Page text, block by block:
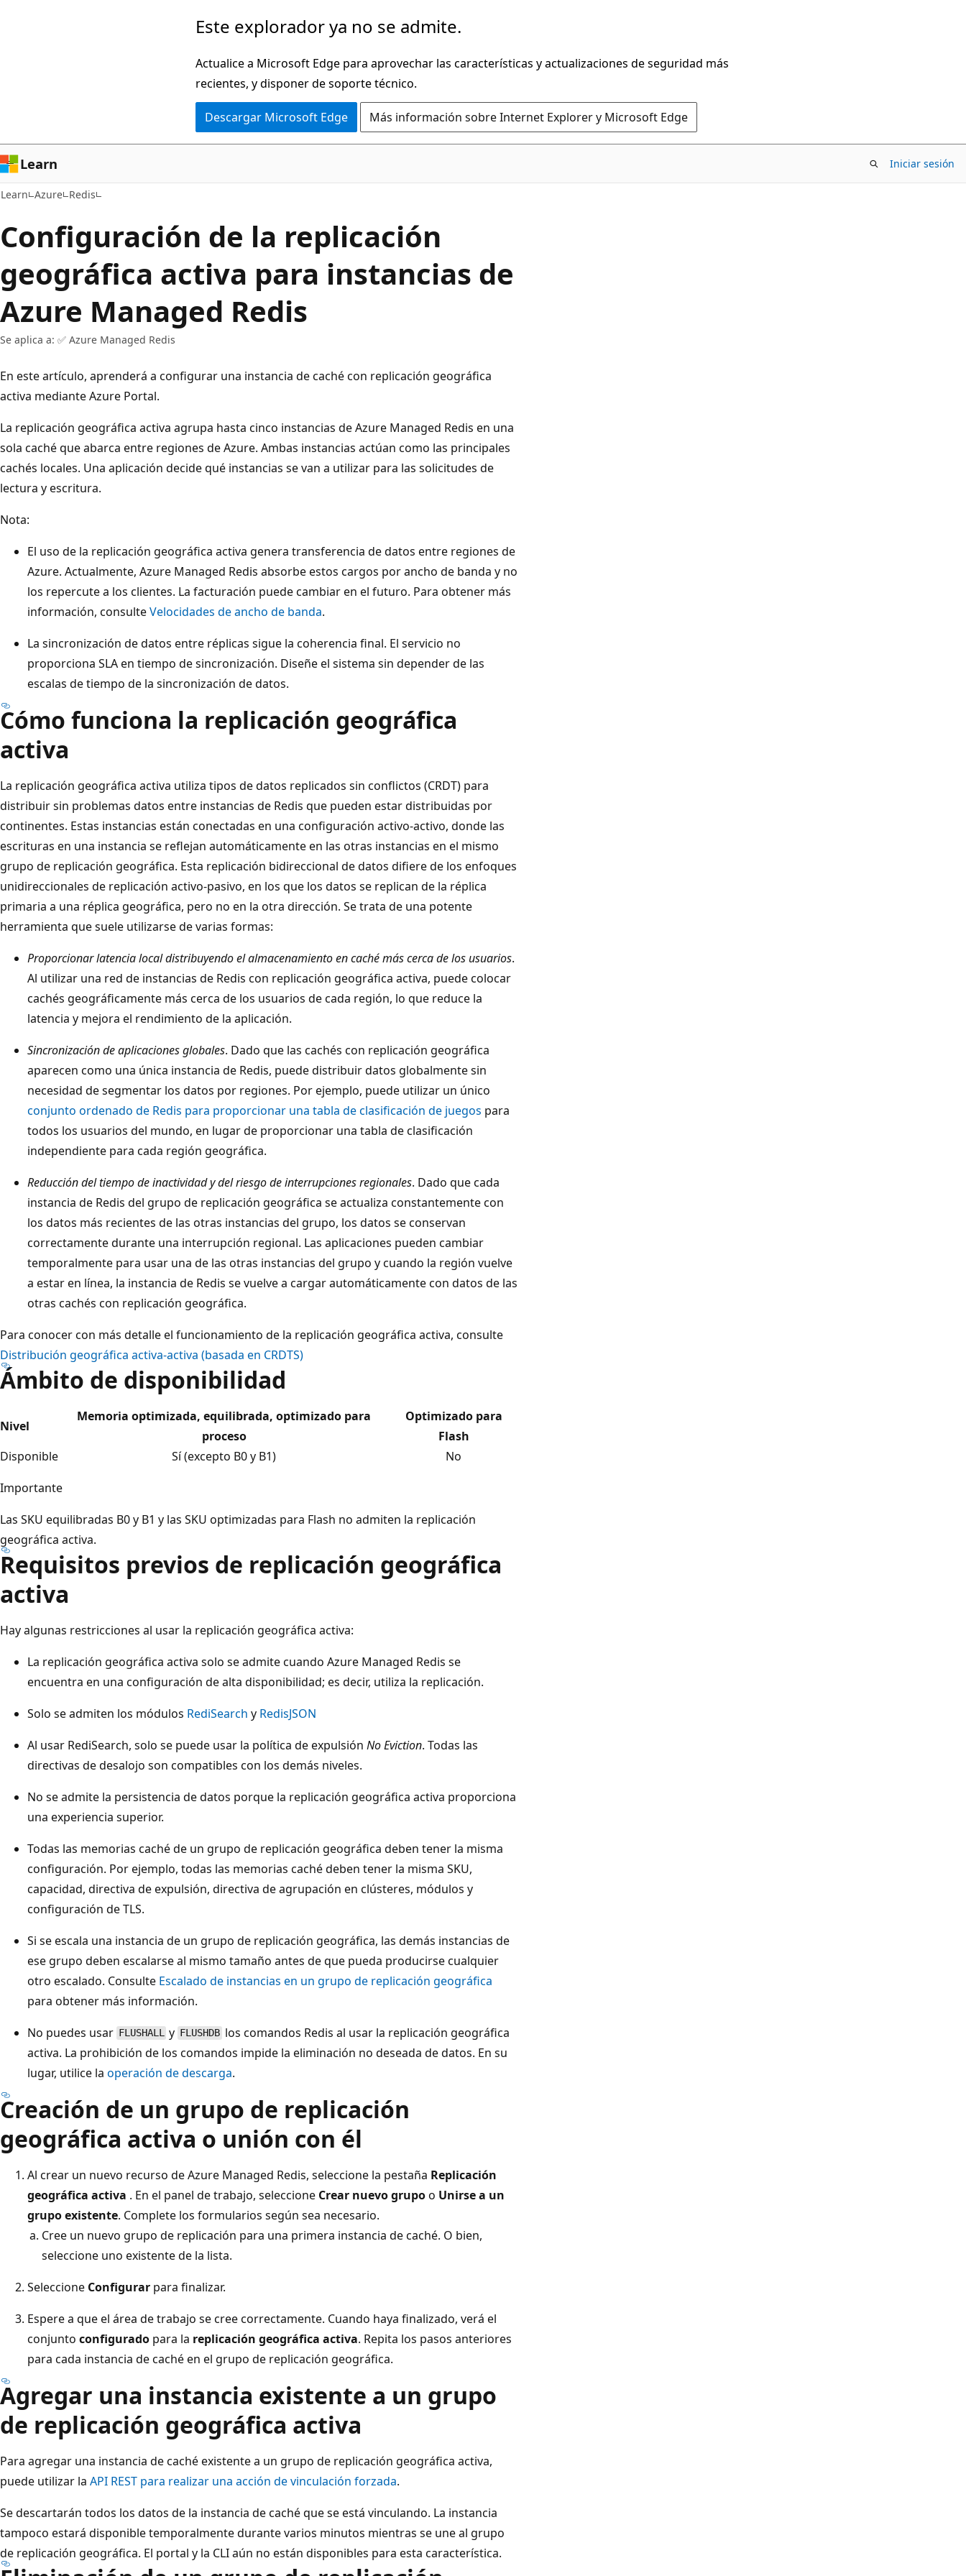
Este explorador ya no se admite.
Actualice a Microsoft Edge para aprovechar las características y actualizaciones de seguridad más
recientes, y disponer de soporte técnico.
Descargar Microsoft Edge Más información sobre Internet Explorer y Microsoft Edge
Learn Iniciar sesión
Learn Azure Redis
Configuración de la replicación
geográfica activa para instancias de
Azure Managed Redis
Se aplica a: ✅ Azure Managed Redis
En este artículo, aprenderá a configurar una instancia de caché con replicación geográfica
activa mediante Azure Portal.
La replicación geográfica activa agrupa hasta cinco instancias de Azure Managed Redis en una
sola caché que abarca entre regiones de Azure. Ambas instancias actúan como las principales
cachés locales. Una aplicación decide qué instancias se van a utilizar para las solicitudes de
lectura y escritura.
Nota:
El uso de la replicación geográfica activa genera transferencia de datos entre regiones de
Azure. Actualmente, Azure Managed Redis absorbe estos cargos por ancho de banda y no
los repercute a los clientes. La facturación puede cambiar en el futuro. Para obtener más
información, consulteVelocidades de ancho de banda.
La sincronización de datos entre réplicas sigue la coherencia final. El servicio no
proporciona SLA en tiempo de sincronización. Diseñe el sistema sin depender de las
escalas de tiempo de la sincronización de datos.
Cómo funciona la replicación geográfica
activa
La replicación geográfica activa utiliza tipos de datos replicados sin conflictos (CRDT) para
distribuir sin problemas datos entre instancias de Redis que pueden estar distribuidas por
continentes. Estas instancias están conectadas en una configuración activo-activo, donde las
escrituras en una instancia se reflejan automáticamente en las otras instancias en el mismo
grupo de replicación geográfica. Esta replicación bidireccional de datos difiere de los enfoques
unidireccionales de replicación activo-pasivo, en los que los datos se replican de la réplica
primaria a una réplica geográfica, pero no en la otra dirección. Se trata de una potente
herramienta que suele utilizarse de varias formas:
Proporcionar latencia local distribuyendo el almacenamiento en caché más cerca de los usuarios.
Al utilizar una red de instancias de Redis con replicación geográfica activa, puede colocar
cachés geográficamente más cerca de los usuarios de cada región, lo que reduce la
latencia y mejora el rendimiento de la aplicación.
Sincronización de aplicaciones globales. Dado que las cachés con replicación geográfica
aparecen como una única instancia de Redis, puede distribuir datos globalmente sin
necesidad de segmentar los datos por regiones. Por ejemplo, puede utilizar un único
conjunto ordenado de Redis para proporcionar una tabla de clasificación de juegos para
todos los usuarios del mundo, en lugar de proporcionar una tabla de clasificación
independiente para cada región geográfica.
Reducción del tiempo de inactividad y del riesgo de interrupciones regionales. Dado que cada
instancia de Redis del grupo de replicación geográfica se actualiza constantemente con
los datos más recientes de las otras instancias del grupo, los datos se conservan
correctamente durante una interrupción regional. Las aplicaciones pueden cambiar
temporalmente para usar una de las otras instancias del grupo y cuando la región vuelve
a estar en línea, la instancia de Redis se vuelve a cargar automáticamente con datos de las
otras cachés con replicación geográfica.
Para conocer con más detalle el funcionamiento de la replicación geográfica activa, consulte
Distribución geográfica activa-activa (basada en CRDTS)
Ámbito de disponibilidad
Nivel
Memoria optimizada, equilibrada, optimizado para
proceso
Optimizado para
Flash
Disponible
Sí (excepto B0 y B1)
No
Importante
Las SKU equilibradas B0 y B1 y las SKU optimizadas para Flash no admiten la replicación
geográfica activa.
Requisitos previos de replicación geográfica
activa
Hay algunas restricciones al usar la replicación geográfica activa:
La replicación geográfica activa solo se admite cuando Azure Managed Redis se
encuentra en una configuración de alta disponibilidad; es decir, utiliza la replicación.
Solo se admiten los módulos RediSearch y RedisJSON
Al usar RediSearch, solo se puede usar la política de expulsión No Eviction. Todas las
directivas de desalojo son compatibles con los demás niveles.
No se admite la persistencia de datos porque la replicación geográfica activa proporciona
una experiencia superior.
Todas las memorias caché de un grupo de replicación geográfica deben tener la misma
configuración. Por ejemplo, todas las memorias caché deben tener la misma SKU,
capacidad, directiva de expulsión, directiva de agrupación en clústeres, módulos y
configuración de TLS.
Si se escala una instancia de un grupo de replicación geográfica, las demás instancias de
ese grupo deben escalarse al mismo tamaño antes de que pueda producirse cualquier
otro escalado. Consulte Escalado de instancias en un grupo de replicación geográfica
para obtener más información.
No puedes usar FLUSHALL y FLUSHDB los comandos Redis al usar la replicación geográfica
activa. La prohibición de los comandos impide la eliminación no deseada de datos. En su
lugar, utilice la operación de descarga.
Creación de un grupo de replicación
geográfica activa o unión con él
Al crear un nuevo recurso de Azure Managed Redis, seleccione la pestaña Replicación
geográfica activa . En el panel de trabajo, seleccione Crear nuevo grupoo Unirse a un
grupo existente. Complete los formularios según sea necesario.
Cree un nuevo grupo de replicación para una primera instancia de caché. O bien,
seleccione uno existente de la lista.
Seleccione Configurar para finalizar.
Espere a que el área de trabajo se cree correctamente. Cuando haya finalizado, verá el
conjunto configurado para la replicación geográfica activa. Repita los pasos anteriores
para cada instancia de caché en el grupo de replicación geográfica.
Agregar una instancia existente a un grupo
de replicación geográfica activa
Para agregar una instancia de caché existente a un grupo de replicación geográfica activa,
puede utilizar la API REST para realizar una acción de vinculación forzada.
Se descartarán todos los datos de la instancia de caché que se está vinculando. La instancia
tampoco estará disponible temporalmente durante varios minutos mientras se une al grupo
de replicación geográfica. El portal y la CLI aún no están disponibles para esta característica.